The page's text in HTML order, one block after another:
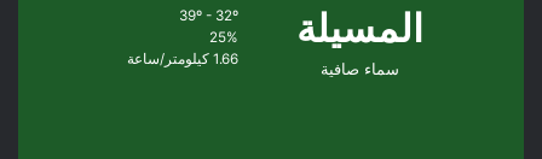
المسيلة
سماء صافية
39º - 32º
25%
1.66 كيلومتر/ساعة